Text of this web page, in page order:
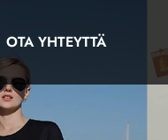
OTA YHTEYTTÄ